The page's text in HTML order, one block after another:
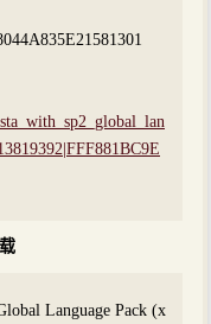
Language Pack (x